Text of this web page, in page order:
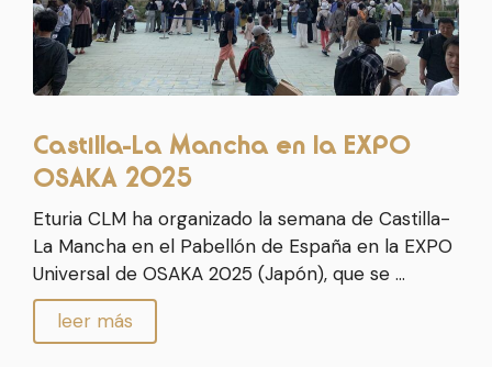
Castilla-La Mancha en la EXPO
OSAKA 2025
Eturia CLM ha organizado la semana de Castilla-
La Mancha en el Pabellón de España en la EXPO
Universal de OSAKA 2025 (Japón), que se …
leer más